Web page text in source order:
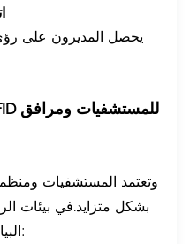
يحصل المديرون على رؤى
وتعتمد المستشفيات
بشكل متزايد.في بيئات
البياضات أمراً بالغ الأهمية من أجل: